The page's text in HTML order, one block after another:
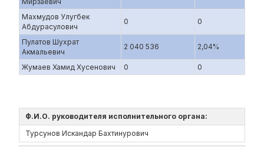
Махмудов Улугбек
Абдурасулович
0 0
Пулатов Шухрат
Акмальевич
2 040 536 2,04%
Жумаев Хамид Хусенович 0 0
Ф.И.О. руководителя исполнительного органа:
Турсунов Искандар Бахтинурович